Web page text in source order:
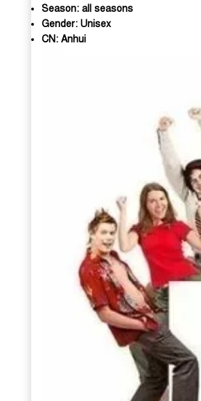
Season: all seasons
Gender: Unisex
CN: Anhui